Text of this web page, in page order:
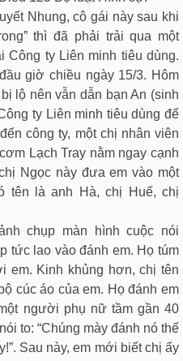
Nhung, cô gái này sau khi
thì đã phải trải qua một
Công ty Liên minh tiêu dùng.
giờ chiều ngày 15/3. Hôm
lộ nên vẫn dẫn bạn An (sinh
ty Liên minh tiêu dùng để
công ty, một chị nhân viên
Lạch Tray nằm ngay cạnh
Ngọc này đưa em vào một
tên là anh Hà, chị Huế, chị
chụp màn hình cuộc nói
tức lao vào đánh em. Họ túm
em. Kinh khủng hơn, chị tên
cúc áo của em. Họ đánh em
người phụ nữ tầm gần 40
to: “Chúng mày đánh nó thế
Sau này, em mới biết chị ấy